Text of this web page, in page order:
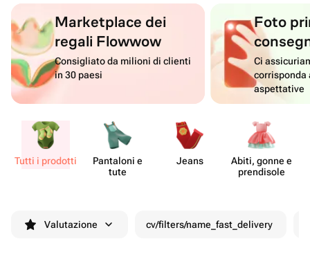
Marketplace dei
regali Flowwow
Consigliato da milioni di clienti
in 30 paesi
Foto
Ci
corrisponda
aspettative
Tutti i prodotti
Pantaloni e
tute
Jeans
Abiti, gonne e
pren​disole
Valutazione cv/filters/name_fast_delivery